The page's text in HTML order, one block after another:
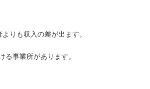
りも収入の差が出ます。
る事業所があります。